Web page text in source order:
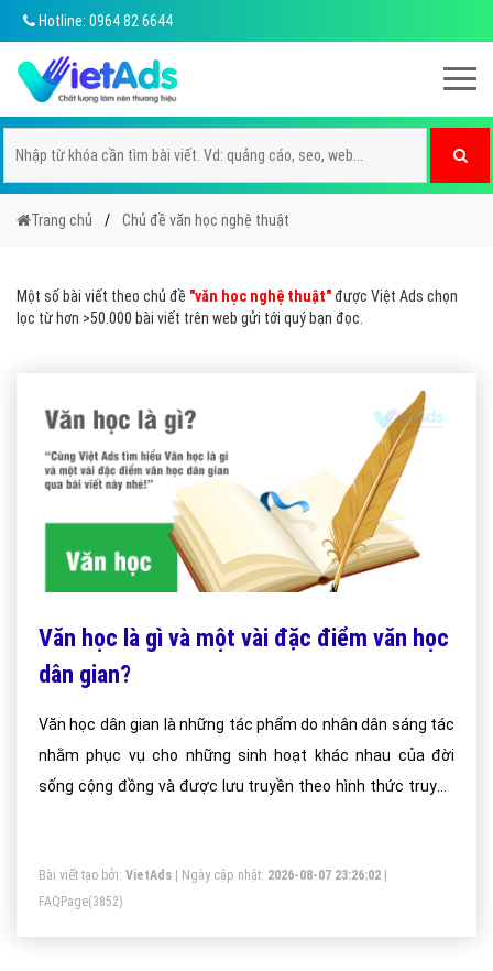
Hotline: 0964 82 6644
Trang chủ Chủ đề văn học nghệ thuật
Một số bài viết theo chủ đề "văn học nghệ thuật"được Việt Ads chọn
lọc từ hơn >50.000 bài viết trên web gửi tới quý bạn đọc.
Văn học là gì và một vài đặc điểm văn học
dân gian?
Văn học dân gian là những tác phẩm do nhân dân sáng tác
nhằm phục vụ cho những sinh hoạt khác nhau của đời
sống cộng đồng và được lưu truyền theo hình thức truyền
Bài viết tạo bởi: VietAds | Ngày cập nhật: 2026-08-07 23:26:02
FAQPage(3852)